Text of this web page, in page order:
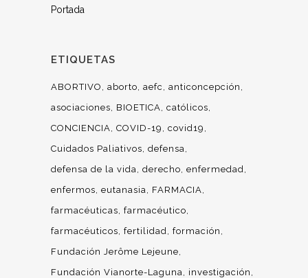
Portada
ETIQUETAS
ABORTIVO aborto aefc
anticoncepción
asociaciones
BIOETICA católicos
CONCIENCIA COVID-19
covid19
Cuidados Paliativos defensa
defensa de la vida derecho enfermedad
enfermos eutanasia
FARMACIA
farmacéuticas farmacéutico
farmacéuticos fertilidad formación
Fundación Jerôme Lejeune
Fundación Vianorte-Laguna
investigación